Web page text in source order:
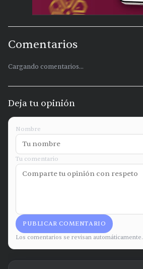
Comentarios
Cargando comentarios...
Deja tu opinión
Nombre
Tu comentario
PUBLICAR COMENTARIO
Los comentarios se revisan automáticamente.